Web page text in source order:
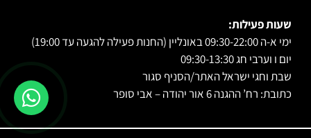
שעות פעילות:
ימי א-ה 09:30-22:00 באונליין (החנות פעילה להגעה עד 19:00)
יום ו וערבי חג 09:30-13:30
שבת וחגי ישראל האתר/הסניף סגור
כתובת: רח’ ההגנה 6 אור יהודה – אבי סופר